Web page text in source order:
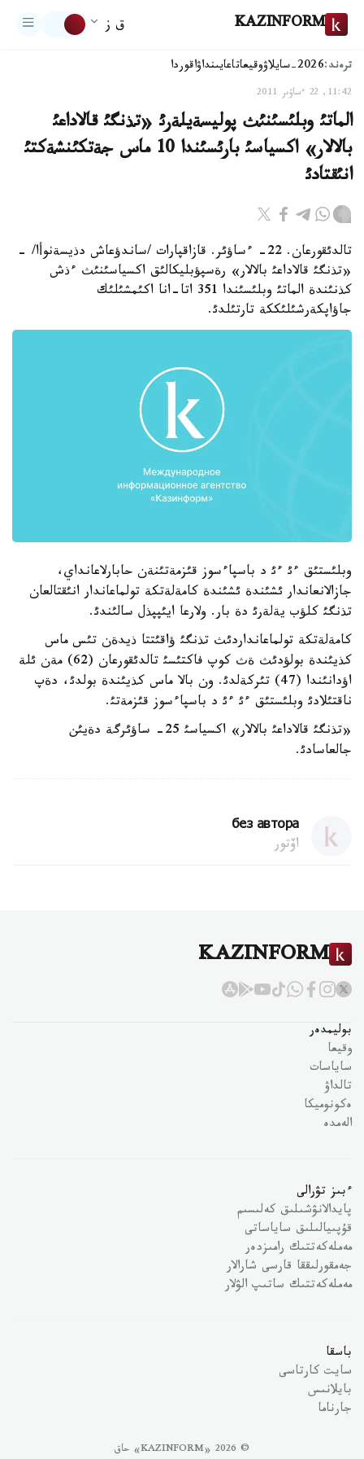
KAZINFORM ق ز
ترەند:2026-سايلاۋ وقيعاتاعايىنداۋاقوردا
11:42, 22 ءساۋىر 2011
الماتئ وبلئسئنئث پوليسةيلةرئ «تذنگئ قالاداعئ
بالالار» اكسياسئ بارئسئندا 10 ماس جةتكئنشةكتئ
انئقتادئ
تالدئقورعان. 22- ءساؤئر. قازاقپارات /ساندؤعاش دذيسةنوأا/ -
«تذنگئ قالاداعئ بالالار» رةسپؤبليكالئق اكسياسئنئث ءذش
كذنئندة الماتئ وبلئسئندا 351 اتا-انا اكئمشئلئك
جاؤاپكةرشئلئككة تارتئلدئ.
وبلئستئق ءئ ءئ د باسپاءسوز قئزمةتئنةن حابارلاعانداي،
جازالانعاندار ئشئندة ئشئندة كامةلةتكة تولماعاندار انئقتالعان
تذنگئ كلؤب يةلةرئ دة بار. ولارعا ايئپپذل سالئندئ.
كامةلةتكة تولماعانداردئث تذنگئ ؤاقئتتا ذيدةن تئس ماس
كذيئندة بولؤدئث ةث كوپ فاكتئسئ تالدئقورعان (62) مةن ئلة
اؤدانئندا (47) تئركةلدئ. ون بالا ماس كذيئندة بولدئ، دةپ
ناقتئلادئ وبلئستئق ءئ ءئ د باسپاءسوز قئزمةتئ.
«تذنگئ قالاداعئ بالالار» اكسياسئ 25- ساؤئرگة دةيئن
جالعاسادئ.
без автора
اۆتور
KAZINFORM
بوليمدەر
وقيعا
ساياسات
تالداۋ
ەكونوميكا
الەمدە
ءبىز تۋرالى
پايدالانۋشىلىق كەلىسىم
قۇپىيالىلىق ساياساتى
مەملەكەتتىك رامىزدەر
جەمقورلىققا قارسى شارالار
مەملەكەتتىك ساتىپ الۋلار
باسقا
سايت كارتاسى
بايلانىس
جارناما
© 2026 «KAZINFORM» حاق